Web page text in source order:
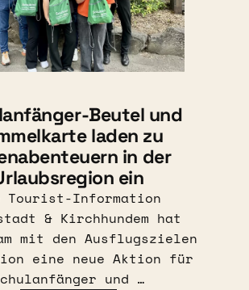
Beutel und
laden zu
in der
ein
Tourist-Information
& Kirchhundem hat
mit den Ausflugszielen
eine neue Aktion für
und …